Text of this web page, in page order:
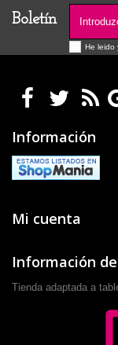
Boletín
He leido
Información
Mi cuenta
Información
Tienda adaptada a